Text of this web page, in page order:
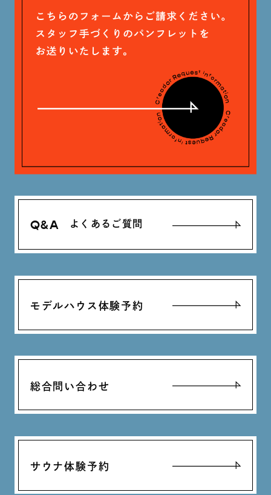
神定 龍杜 (13)
Q&A よくあるご質問
モデルハウス体験予約
総合問い合わせ
サウナ体験予約